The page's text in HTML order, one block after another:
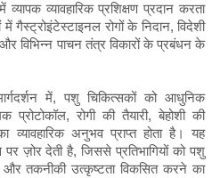
व्यावहारिक प्रशिक्षण प्रदान करता
गैस्ट्रोइंटेस्टाइनल रोगों के निदान, विदेशी
विभिन्न पाचन तंत्र विकारों के प्रबंधन के
में, पशु चिकित्सकों को आधुनिक
प्रोटोकॉल, रोगी की तैयारी, बेहोशी की
अनुभव प्राप्त होता है। यह
ज़ोर देती है, जिससे प्रतिभागियों को पशु
और तकनीकी उत्कृष्टता विकसित करने का